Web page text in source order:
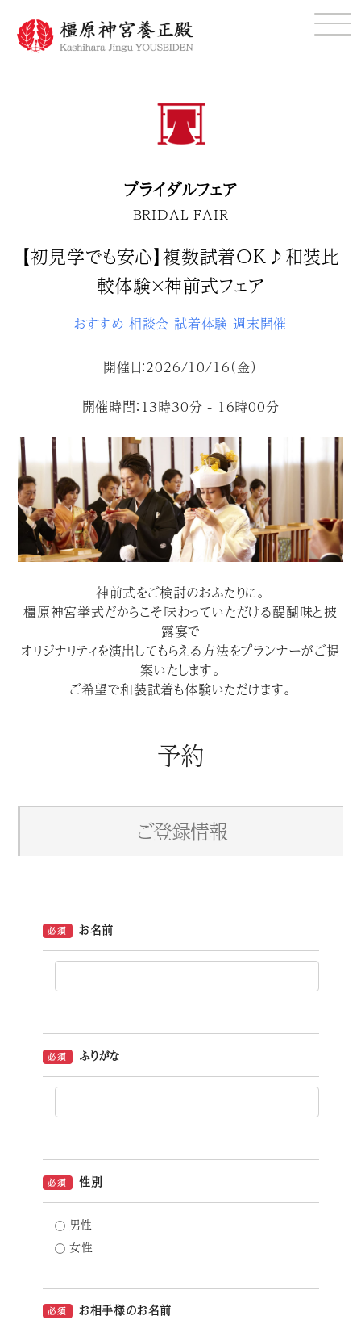
ブライダルフェア
BRIDAL FAIR
【初見学でも安心】複数試着OK♪和装比
較体験×神前式フェア
おすすめ 相談会 試着体験 週末開催
開催日：2026/10/16（金）
開催時間：13時30分 - 16時00分
神前式をご検討のおふたりに。
橿原神宮挙式だからこそ味わっていただける醍醐味と披
露宴で
オリジナリティを演出してもらえる方法をプランナーがご提
案いたします。
ご希望で和装試着も体験いただけます。
予約
ご登録情報
必須 お名前
必須 ふりがな
必須 性別
男性
女性
必須 お相手様のお名前